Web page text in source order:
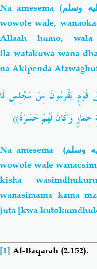
Naamesema (وسلم
wowote wale,
Allaah humo, wala
ila watakuwa wana
na Akipenda
قَوْمٍ يَقُومُونَ مِنْ مَجْلِسٍ لَا
حِمَارٍوَكَانَلَهُمْحَسْرَةً))
Na amesema (وسلم
wowote wale
kisha
wanasimama kama
juta [kwa
[1] Al-Baqarah (2:152).